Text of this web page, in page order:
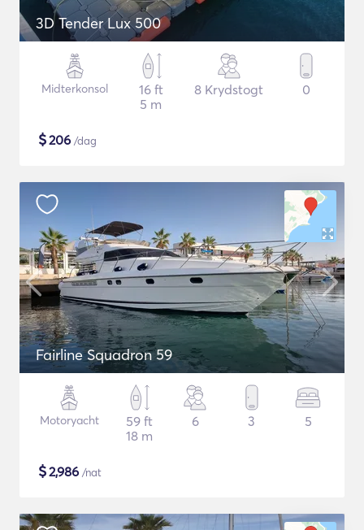
3D Tender Lux 500
Midterkonsol
16 ft
5 m
8 Krydstogt 0
$206 /dag
Fairline Squadron 59
Motoryacht
59 ft
18 m
6 3 5
$2,986 /nat